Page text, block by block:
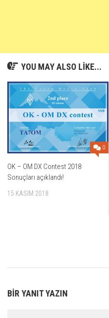
YOU MAY ALSO LIKE...
0
OK – OM DX Contest 2018
Sonuçları açıklandı!
15 KASIM 2018
BIR YANIT YAZIN